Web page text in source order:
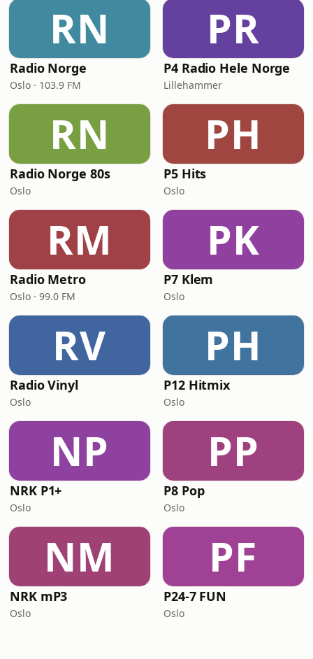
RN
Radio Norge
Oslo · 103.9 FM
PR
P4 Radio Hele Norge
Lillehammer
RN
Radio Norge 80s
Oslo
PH
P5 Hits
Oslo
RM
Radio Metro
Oslo · 99.0 FM
PK
P7 Klem
Oslo
RV
Radio Vinyl
Oslo
PH
P12 Hitmix
Oslo
NP
NRK P1+
Oslo
PP
P8 Pop
Oslo
NM
NRK mP3
Oslo
PF
P24-7 FUN
Oslo